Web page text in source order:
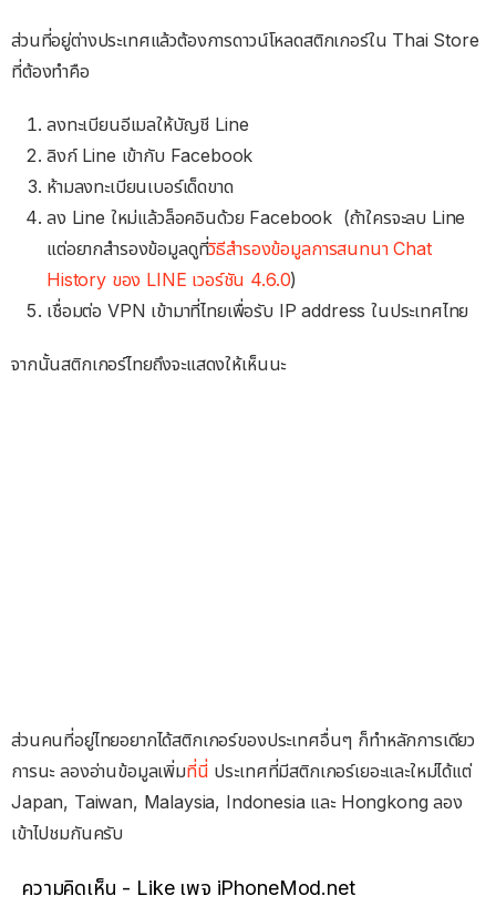
ส่วนที่อยู่ต่างประเทศแล้วต้องการดาวน์โหลดสติกเกอร์ใน Thai Store
ที่ต้องทำคือ
ลงทะเบียนอีเมลให้บัญชี Line
ลิงก์ Line เข้ากับ Facebook
ห้ามลงทะเบียนเบอร์เด็ดขาด
ลง Line ใหม่แล้วล็อคอินด้วย Facebook (ถ้าใครจะลบ Line
แต่อยากสำรองข้อมูลดูที่วิธีสำรองข้อมูลการสนทนา Chat
History ของ LINE เวอร์ชัน 4.6.0)
เชื่อมต่อ VPN เข้ามาที่ไทยเพื่อรับ IP address ในประเทศไทย
จากนั้นสติกเกอร์ไทยถึงจะแสดงให้เห็นนะ
ส่วนคนที่อยู่ไทยอยากได้สติกเกอร์ของประเทศอื่นๆ ก็ทำหลักการเดียว
การนะ ลองอ่านข้อมูลเพิ่มที่นี่ ประเทศที่มีสติกเกอร์เยอะและใหม่ได้แต่
Japan, Taiwan, Malaysia, Indonesia และ Hongkong ลอง
เข้าไปชมกันครับ
ความคิดเห็น - Like เพจ iPhoneMod.net